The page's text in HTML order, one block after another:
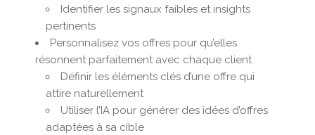
Identifier les signaux faibles et insights
pertinents
Personnalisez vos offres pour qu’elles
résonnent parfaitement avec chaque client
Définir les éléments clés d’une offre qui
attire naturellement
Utiliser l’IA pour générer des idées d’offres
adaptées à sa cible